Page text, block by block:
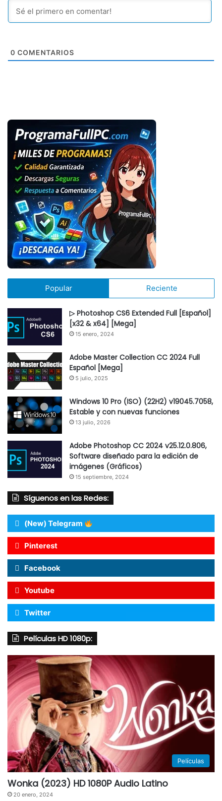
0 COMENTARIOS
Popular Reciente
▷ Photoshop CS6 Extended Full [Español]
[x32 & x64] [Mega]
15 enero, 2024
Adobe Master Collection CC 2024 Full
Español [Mega]
5 julio, 2025
Windows 10 Pro (ISO) (22H2) v19045.7058,
Estable y con nuevas funciones
13 julio, 2026
Adobe Photoshop CC 2024 v25.12.0.806,
Software diseñado para la edición de
imágenes (Gráficos)
15 septiembre, 2024
Síguenos en las Redes:
(New) Telegram
Pinterest
Facebook
Youtube
Twitter
Películas HD 1080p:
Películas
Wonka (2023) HD 1080P Audio Latino
20 enero, 2024